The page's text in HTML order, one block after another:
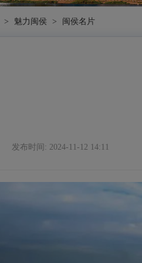
> 魅力闽侯 > 闽侯名片
发布时间: 2024-11-12 14:11